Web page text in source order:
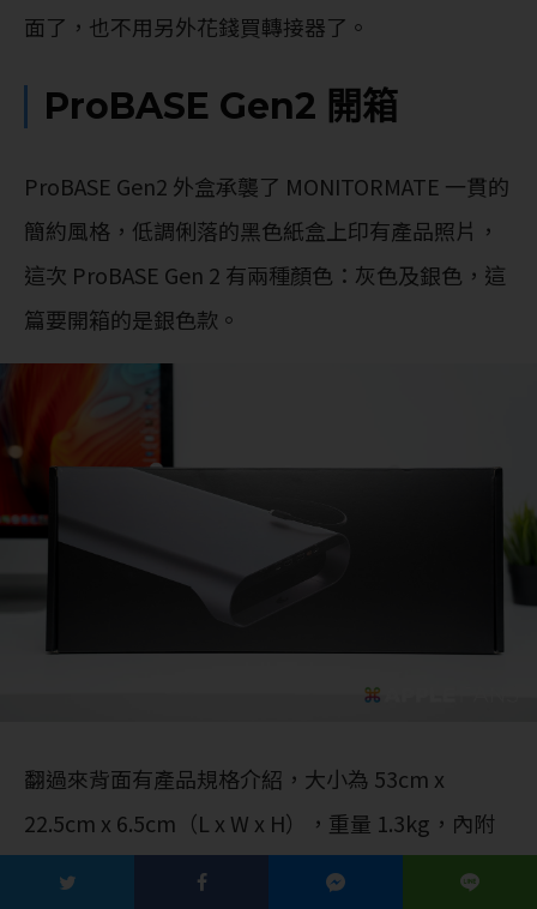
面了，也不用另外花錢買轉接器了。
ProBASE Gen2 開箱
ProBASE Gen2 外盒承襲了 MONITORMATE 一貫的
簡約風格，低調俐落的黑色紙盒上印有產品照片，
這次 ProBASE Gen 2 有兩種顏色：灰色及銀色，這
篇要開箱的是銀色款。
翻過來背面有產品規格介紹，大小為 53cm x
22.5cm x 6.5cm（L x W x H），重量 1.3kg，內附
的 USB-C 電源線長 80cm，另外這款產品保固是 12